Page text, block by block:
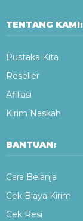
TENTANG KAMI:
Pustaka Kita
Reseller
Afiliasi
Kirim Naskah
BANTUAN:
Cara Belanja
Cek Biaya Kirim
Cek Resi